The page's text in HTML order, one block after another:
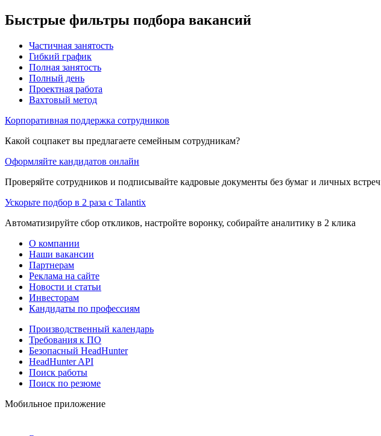
Быстрые фильтры подбора вакансий
Частичная занятость
Гибкий график
Полная занятость
Полный день
Проектная работа
Вахтовый метод
Корпоративная поддержка сотрудников
Какой соцпакет вы предлагаете семейным сотрудникам?
Оформляйте кандидатов онлайн
Проверяйте сотрудников и подписывайте кадровые документы без бумаг и личных встреч
Ускорьте подбор в 2 раза с Talantix
Автоматизируйте сбор откликов, настройте воронку, собирайте аналитику в 2 клика
О компании
Наши вакансии
Партнерам
Реклама на сайте
Новости и статьи
Инвесторам
Кандидаты по профессиям
Производственный календарь
Требования к ПО
Безопасный HeadHunter
HeadHunter API
Поиск работы
Поиск по резюме
Мобильное приложение